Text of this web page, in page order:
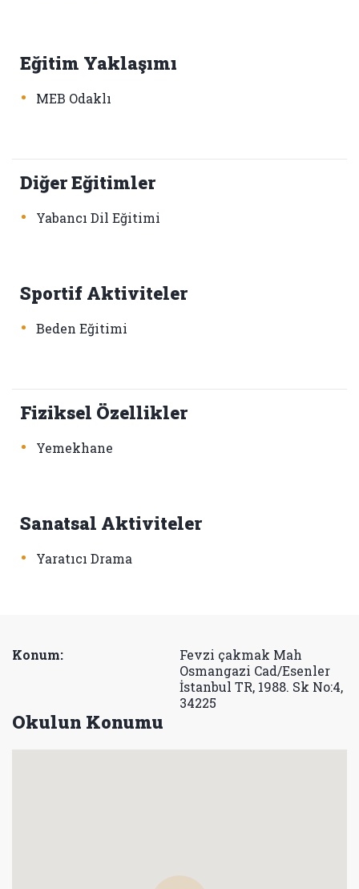
Eğitim Yaklaşımı
• MEB Odaklı
Diğer Eğitimler
• Yabancı Dil Eğitimi
Sportif Aktiviteler
• Beden Eğitimi
Fiziksel Özellikler
• Yemekhane
Sanatsal Aktiviteler
• Yaratıcı Drama
Konum:
Fevzi çakmak Mah
Osmangazi Cad/Esenler
İstanbul TR, 1988. Sk No:4,
34225
Okulun Konumu